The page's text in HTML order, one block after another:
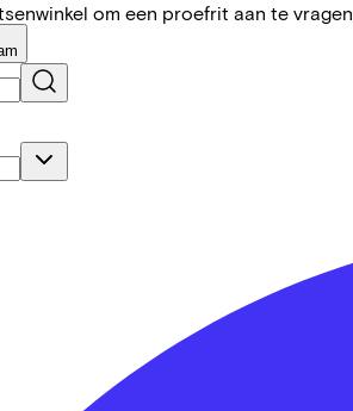
om een proefrit aan te vragen